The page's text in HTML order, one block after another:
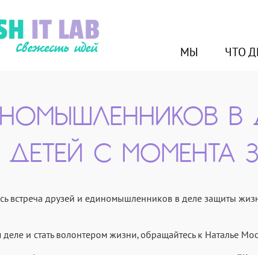
МЫ ЧТО
ДЕТЕЙ С МОМЕНТА
встреча друзей и единомышленников в деле защиты
и стать волонтером жизни, обращайтесь к Наталье